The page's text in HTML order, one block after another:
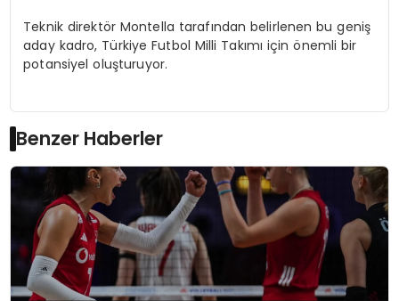
Teknik direktör Montella tarafından belirlenen bu geniş
aday kadro, Türkiye Futbol Milli Takımı için önemli bir
potansiyel oluşturuyor.
Benzer Haberler